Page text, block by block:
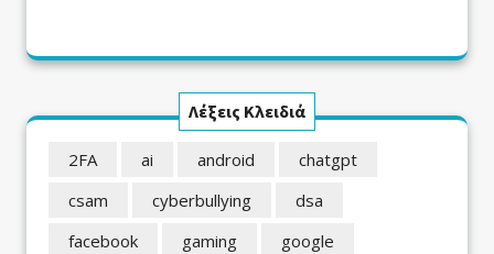
Λέξεις Κλειδιά
2FA ai android
chatgpt
csam
cyberbullying
dsa
facebook
gaming
google